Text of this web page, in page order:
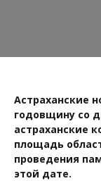
Астраханские
годовщину со
астраханские
площадь
проведения
этой дате.